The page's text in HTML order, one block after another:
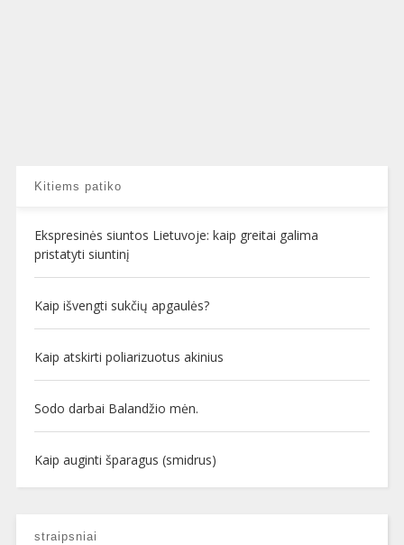
Kitiems patiko
Ekspresinės siuntos Lietuvoje: kaip greitai galima
pristatyti siuntinį
Kaip išvengti sukčių apgaulės?
Kaip atskirti poliarizuotus akinius
Sodo darbai Balandžio mėn.
Kaip auginti šparagus (smidrus)
straipsniai